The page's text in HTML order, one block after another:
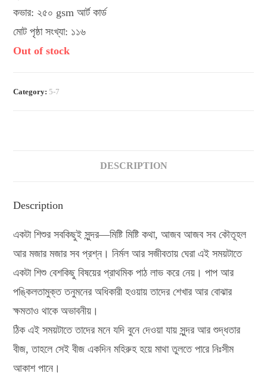
কভার: ২৫০ gsm আর্ট কার্ড
মোট পৃষ্ঠা সংখ্যা: ১১৬
Out of stock
Category: 5-7
DESCRIPTION
Description
একটা শিশুর সবকিছুই সুন্দর—মিষ্টি মিষ্টি কথা, আজব আজব সব কৌতূহল
আর মজার মজার সব প্রশ্ন। নির্মল আর সজীবতায় ঘেরা এই সময়টাতে
একটা শিশু বেশকিছু বিষয়ের প্রাথমিক পাঠ লাভ করে নেয়। পাপ আর
পঙ্কিলতামুক্ত তনুমনের অধিকারী হওয়ায় তাদের শেখার আর বোঝার
ক্ষমতাও থাকে অভাবনীয়।
ঠিক এই সময়টাতে তাদের মনে যদি বুনে দেওয়া যায় সুন্দর আর শুদ্ধতার
বীজ, তাহলে সেই বীজ একদিন মহিরুহ হয়ে মাথা তুলতে পারে নিঃসীম
আকাশ পানে।